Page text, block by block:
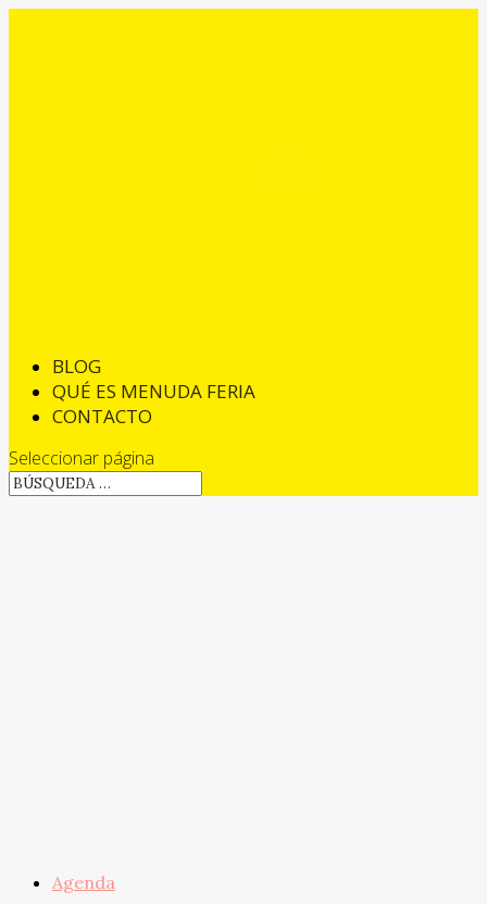
BLOG
QUÉ ES MENUDA FERIA
CONTACTO
Seleccionar página
Agenda